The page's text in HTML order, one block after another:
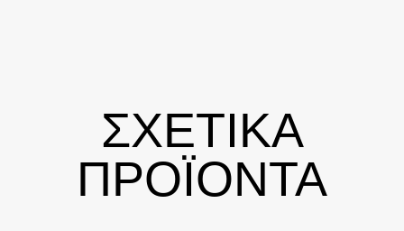
ΣΧΕΤΙΚΑ
ΠΡΟΪΟΝΤΑ